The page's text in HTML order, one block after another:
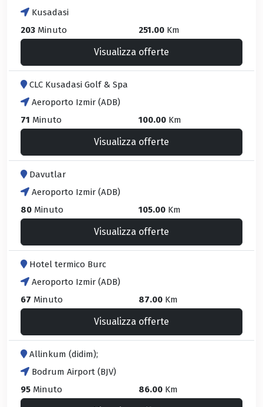
Kusadasi
203 Minuto 251.00 Km
Visualizza offerte
CLC Kusadasi Golf & Spa
Aeroporto Izmir (ADB)
71 Minuto 100.00 Km
Visualizza offerte
Davutlar
Aeroporto Izmir (ADB)
80 Minuto 105.00 Km
Visualizza offerte
Hotel termico Burc
Aeroporto Izmir (ADB)
67 Minuto 87.00 Km
Visualizza offerte
Allinkum (didim);
Bodrum Airport (BJV)
95 Minuto 86.00 Km